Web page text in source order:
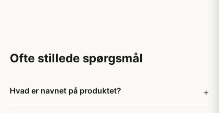
Ofte stillede spørgsmål
Hvad er navnet på produktet?